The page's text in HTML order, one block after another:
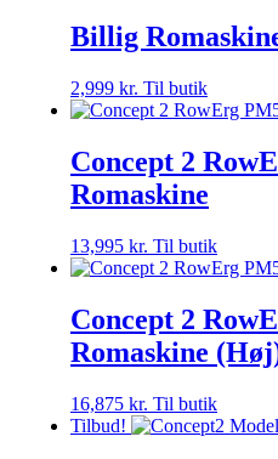
Billig
2,999 kr. Til butik
Concept 2
Romaskine
13,995 kr. Til butik
Concept 2
Romaskine
16,875 kr. Til butik
Tilbud!